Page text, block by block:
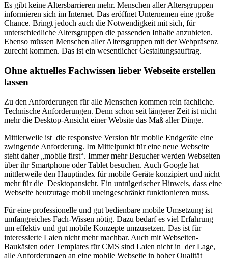
Es gibt keine Altersbarrieren mehr. Menschen aller Altersgruppen
informieren sich im Internet. Das eröffnet Unternemen eine große
Chance. Bringt jedoch auch die Notwendigkeit mit sich, für
unterschiedliche Altersgruppen die passenden Inhalte anzubieten.
Ebenso müssen Menschen aller Altersgruppen mit der Webpräsenz
zurecht kommen. Das ist ein wesentlicher Gestaltungsauftrag.
Ohne aktuelles Fachwissen lieber Webseite erstellen
lassen
Zu den Anforderungen für alle Menschen kommen rein fachliche.
Technische Anforderungen. Denn schon seit längerer Zeit ist nicht
mehr die Desktop-Ansicht einer Website das Maß aller Dinge.
Mittlerweile ist die responsive Version für mobile Endgeräte eine
zwingende Anforderung. Im Mittelpunkt für eine neue Webseite
steht daher „mobile first“. Immer mehr Besucher werden Webseiten
über ihr Smartphone oder Tablet besuchen. Auch Google hat
mittlerweile den Hauptindex für mobile Geräte konzipiert und nicht
mehr für die Desktopansicht. Ein untrügerischer Hinweis, dass eine
Webseite heutzutage mobil uneingeschränkt funktionieren muss.
Für eine professionelle und gut bedienbare mobile Umsetzung ist
umfangreiches Fach-Wissen nötig. Dazu bedarf es viel Erfahrung
um effektiv und gut mobile Konzepte umzusetzen. Das ist für
interessierte Laien nicht mehr machbar. Auch mit Webseiten-
Baukästen oder Templates für CMS sind Laien nicht in der Lage,
alle Anforderungen an eine mobile Webseite in hoher Qualität